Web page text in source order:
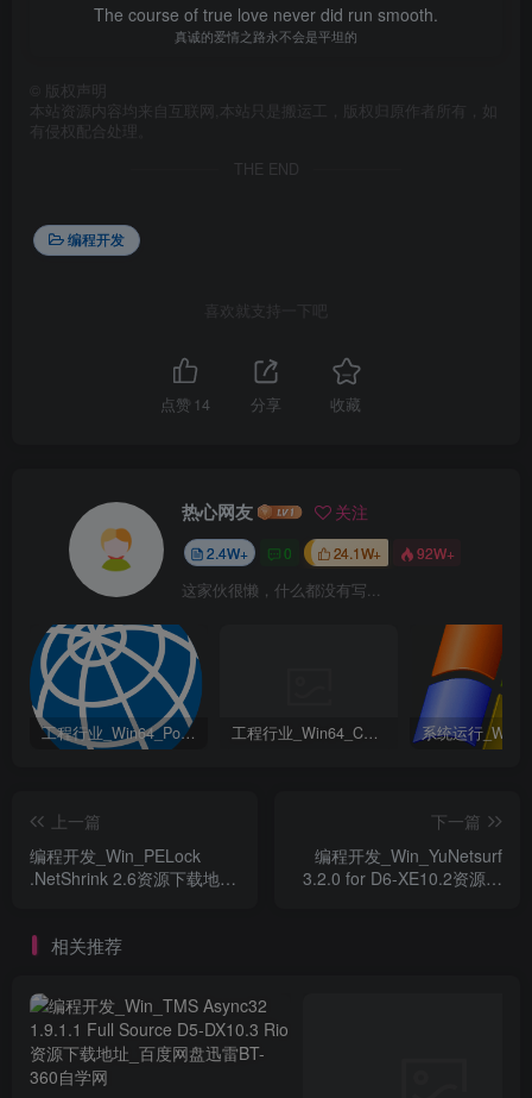
The course of true love never did run smooth.
真诚的爱情之路永不会是平坦的
版权声明
本站资源内容均来自互联网,本站只是搬运工，版权归原作者所有，如
有侵权配合处理。
THE END
编程开发
喜欢就支持一下吧
点赞 14 分享 收藏
热心网友 关注
2.4W+ 0 24.1W+ 92W+
这家伙很懒，什么都没有写...
工程行业_Win64_PointWise 18.6 R2 x64资源下载地址_百度网盘迅雷BT 工程行业_Win64_Cadence Fidelity Pointwise 2024.1 x64资源下载地址_百度网盘迅雷BT
上一篇
编程开发_Win_PELock
.NetShrink 2.6资源下载地址
下一篇
编程开发_Win_YuNetsurf
3.2.0 for D6-XE10.2资源下
相关推荐